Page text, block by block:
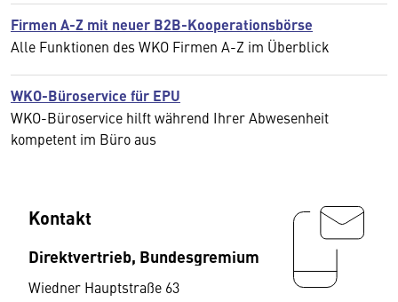
Firmen A-Z mit neuer B2B-Kooperationsbörse
Alle Funktionen des WKO Firmen A-Z im Überblick
WKO-Büroservice für EPU
WKO-Büroservice hilft während Ihrer Abwesenheit
kompetent im Büro aus
Kontakt
Direktvertrieb, Bundesgremium
Wiedner Hauptstraße 63